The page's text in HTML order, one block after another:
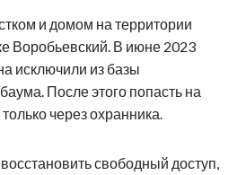
и домом на территории
Воробьевский. В июне 2023
исключили из базы
После этого попасть на
через охранника.
свободный доступ,